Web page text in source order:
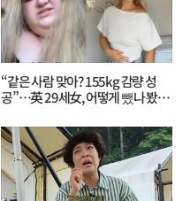
“같은 사람 맞아? 155kg 감량 성
공”…英 29세女, 어떻게 뺐나 봤더